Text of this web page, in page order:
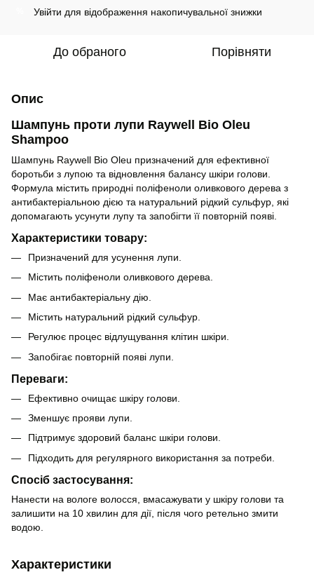
Увійти для відображення накопичувальної знижки
До обраного Порівняти
Опис
Шампунь проти лупи Raywell Bio Oleu
Shampoo
Шампунь Raywell Bio Oleu призначений для ефективної
боротьби з лупою та відновлення балансу шкіри голови.
Формула містить природні поліфеноли оливкового дерева з
антибактеріальною дією та натуральний рідкий сульфур, які
допомагають усунути лупу та запобігти її повторній появі.
Характеристики товару:
Призначений для усунення лупи.
Містить поліфеноли оливкового дерева.
Має антибактеріальну дію.
Містить натуральний рідкий сульфур.
Регулює процес відлущування клітин шкіри.
Запобігає повторній появі лупи.
Переваги:
Ефективно очищає шкіру голови.
Зменшує прояви лупи.
Підтримує здоровий баланс шкіри голови.
Підходить для регулярного використання за потреби.
Спосіб застосування:
Нанести на вологе волосся, вмасажувати у шкіру голови та
залишити на 10 хвилин для дії, після чого ретельно змити
водою.
Характеристики